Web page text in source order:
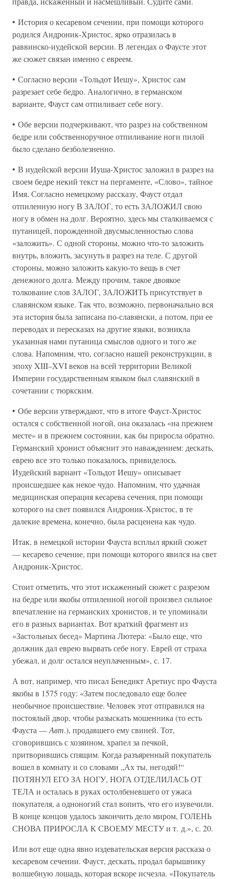
• История о кесаревом сечении, при помощи которого
родился Андроник-Христос, ярко отразилась в
раввинско-иудейской версии. В легендах о Фаусте этот
же сюжет связан именно с евреем.
• Согласно версии «Тольдот Иешу», Христос сам
разрезает себе бедро. Аналогично, в германском
варианте, Фауст сам отпиливает себе ногу.
• Обе версии подчеркивают, что разрез на собственном
бедре или собственноручное отпиливание ноги пилой
было сделано безболезненно.
• В иудейской версии Иуша-Христос заложил в разрез на
своем бедре некий текст на пергаменте, «Слово», тайное
Имя. Согласно немецкому рассказу, Фауст отдал
отпиленную ногу В ЗАЛОГ, то есть ЗАЛОЖИЛ свою
ногу в обмен на долг. Вероятно, здесь мы сталкиваемся с
путаницей, порожденной двусмысленностью слова
«заложить». С одной стороны, можно что-то заложить
внутрь, вложить, засунуть в разрез на теле. С другой
стороны, можно заложить какую-то вещь в счет
денежного долга. Между прочим, такое двоякое
толкование слов ЗАЛОГ, ЗАЛОЖИТЬ присутствует в
славянском языке. Так что, возможно, первоначально вся
эта история была записана по-славянски, а потом, при ее
переводах и пересказах на другие языки, возникла
указанная нами путаница смыслов одного и того же
слова. Напомним, что, согласно нашей реконструкции, в
эпоху XIII–XVI веков на всей территории Великой
Империи государственным языком был славянский в
сочетании с тюркским.
• Обе версии утверждают, что в итоге Фауст-Христос
остался с собственной ногой, она оказалась «на прежнем
месте» и в прежнем состоянии, как бы приросла обратно.
Германский хронист объяснит это наваждением: дескать,
еврею все это только показалось, привиделось.
Иудейский вариант «Тольдот Иешу» описывает
происшедшее как некое чудо. Напомним, что удачная
медицинская операция кесарева сечения, при помощи
которого на свет появился Андроник-Христос, в те
далекие времена, конечно, была расценена как чудо.
Итак, в немецкой истории Фауста всплыл яркий сюжет
— кесарево сечение, при помощи которого явился на свет
Андроник-Христос.
Стоит отметить, что этот искаженный сюжет с разрезом
на бедре или якобы отпиленной ногой произвел сильное
впечатление на германских хронистов, и те упоминали
его в разных вариантах. Вот краткий фрагмент из
«Застольных бесед» Мартина Лютера: «Было еще, что
должник дал еврею вырвать себе ногу. Еврей от страха
убежал, и долг остался неуплаченным», с. 17.
А вот, например, что писал Бенедикт Аретиус про Фауста
якобы в 1575 году: «Затем последовало еще более
необычное происшествие. Человек этот отправился на
постоялый двор, чтобы разыскать мошенника (то есть
Фауста —Авт.), продавшего ему свиней. Тот,
сговорившись с хозяином, храпел за печкой,
притворившись спящим. Когда разъяренный покупатель
вошел в комнату и со словами „Ах ты, негодяй!“
ПОТЯНУЛ ЕГО ЗА НОГУ, НОГА ОТДЕЛИЛАСЬ ОТ
ТЕЛА и осталась в руках остолбеневшего от ужаса
покупателя, а одноногий стал вопить, что его изувечили.
В конце концов удалось закончить дело миром, ГОЛЕНЬ
СНОВА ПРИРОСЛА К СВОЕМУ МЕСТУ и т. д.», с. 20.
Или вот еще одна явно издевательская версия рассказа о
кесаревом сечении. Фауст, дескать, продал барышнику
волшебную лошадь, которая вскоре исчезла. «Покупатель